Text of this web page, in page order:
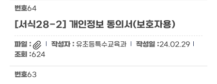
64
[서식28-2] 개인정보 동의서(보호자용)
유초등특수교육과
24.02.29
624
63